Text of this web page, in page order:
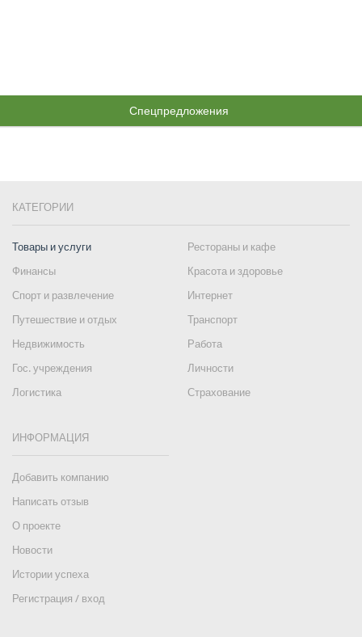
Спецпредложения
КАТЕГОРИИ
Товары и услуги
Рестораны и кафе
Финансы
Красота и здоровье
Спорт и развлечение
Интернет
Путешествие и отдых
Транспорт
Недвижимость
Работа
Гос. учреждения
Личности
Логистика
Страхование
ИНФОРМАЦИЯ
Добавить компанию
Написать отзыв
О проекте
Новости
Истории успеха
Регистрация / вход